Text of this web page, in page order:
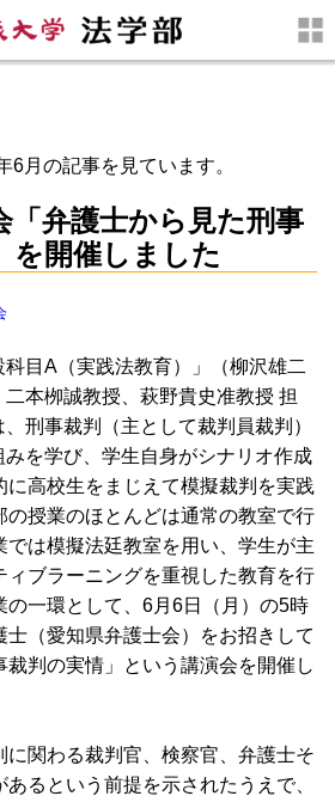
6月の記事を見ています。
「弁護士から見た刑事
を開催しました
科目A（実践法教育）」（柳沢雄二
二本栁誠教授、萩野貴史准教授 担
、刑事裁判（主として裁判員裁判）
みを学び、学生自身がシナリオ作成
に高校生をまじえて模擬裁判を実践
の授業のほとんどは通常の教室で行
では模擬法廷教室を用い、学生が主
ィブラーニングを重視した教育を行
の一環として、6月6日（月）の5時
士（愛知県弁護士会）をお招きして
裁判の実情」という講演会を開催し
に関わる裁判官、検察官、弁護士そ
るという前提を示されたうえで、